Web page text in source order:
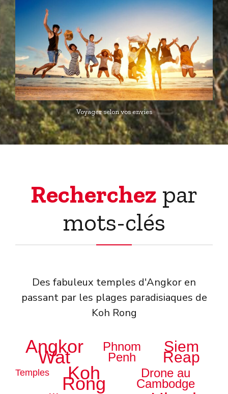
Voyager selon vos envies
Recherchez par
mots-clés
Des fabuleux temples d'Angkor en
passant par les plages paradisiaques de
Koh Rong
Angkor
Wat
Phnom
Penh
Siem
Reap
Temples Koh
Rong
Drone au
Cambodge